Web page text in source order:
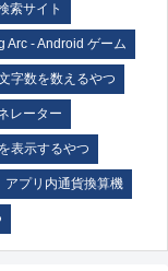
索サイト
Arc - Android ゲーム
字数を数えるやつ
レーター
表示するやつ
アプリ内通貨換算機